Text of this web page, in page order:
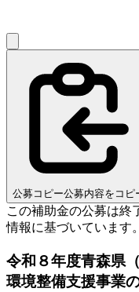
公募コピー公募内容をコピ
この補助金の公募は終
情報に基づいています。
令和８年度青森県
環境整備支援事業